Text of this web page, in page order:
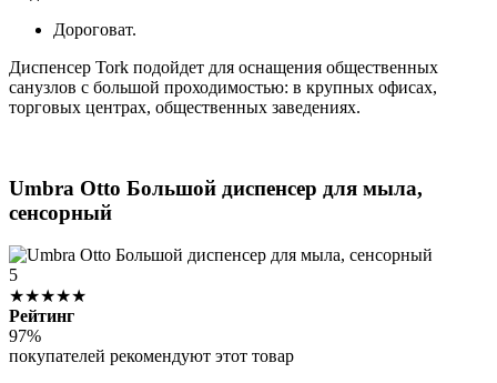
Дороговат.
Диспенсер Tork подойдет для оснащения общественных
санузлов с большой проходимостью: в крупных офисах,
торговых центрах, общественных заведениях.
Umbra Otto Большой диспенсер для мыла,
сенсорный
5
★★★★★
Рейтинг
97%
покупателей рекомендуют этот товар